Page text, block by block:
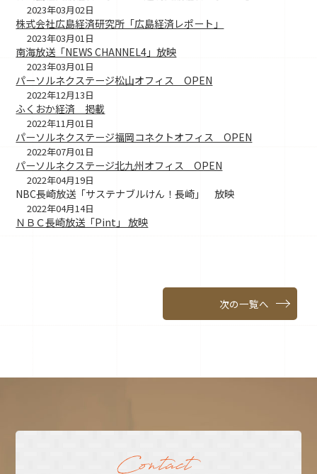
2023年03月02日
株式会社広島経済研究所「広島経済レポート」
2023年03月01日
南海放送「NEWS CHANNEL4」放映
2023年03月01日
パーソルネクステージ松山オフィス OPEN
2022年12月13日
ふくおか経済 掲載
2022年11月01日
パーソルネクステージ福岡コネクトオフィス OPEN
2022年07月01日
パーソルネクステージ北九州オフィス OPEN
2022年04月19日
NBC長崎放送「サステナブルけん！長崎」 放映
2022年04月14日
ＮＢＣ長崎放送「Pint」 放映
次の一覧へ